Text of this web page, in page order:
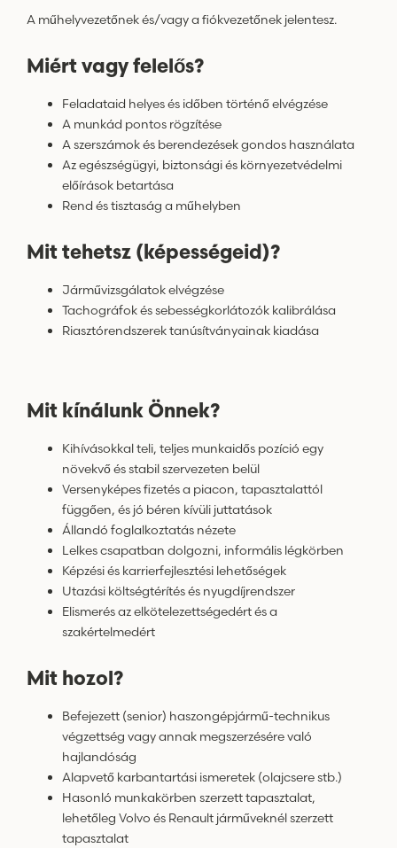
A műhelyvezetőnek és/vagy a fiókvezetőnek jelentesz.
Miért vagy felelős?
Feladataid helyes és időben történő elvégzése
A munkád pontos rögzítése
A szerszámok és berendezések gondos használata
Az egészségügyi, biztonsági és környezetvédelmi
előírások betartása
Rend és tisztaság a műhelyben
Mit tehetsz (képességeid)?
Járművizsgálatok elvégzése
Tachográfok és sebességkorlátozók kalibrálása
Riasztórendszerek tanúsítványainak kiadása
Mit kínálunk Önnek?
Kihívásokkal teli, teljes munkaidős pozíció egy
növekvő és stabil szervezeten belül
Versenyképes fizetés a piacon, tapasztalattól
függően, és jó béren kívüli juttatások
Állandó foglalkoztatás nézete
Lelkes csapatban dolgozni, informális légkörben
Képzési és karrierfejlesztési lehetőségek
Utazási költségtérítés és nyugdíjrendszer
Elismerés az elkötelezettségedért és a
szakértelmedért
Mit hozol?
Befejezett (senior) haszongépjármű-technikus
végzettség vagy annak megszerzésére való
hajlandóság
Alapvető karbantartási ismeretek (olajcsere stb.)
Hasonló munkakörben szerzett tapasztalat,
lehetőleg Volvo és Renault járműveknél szerzett
tapasztalat